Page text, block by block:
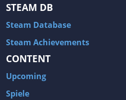
STEAM DB
Steam Database
Steam Achievements
CONTENT
Upcoming
Spiele